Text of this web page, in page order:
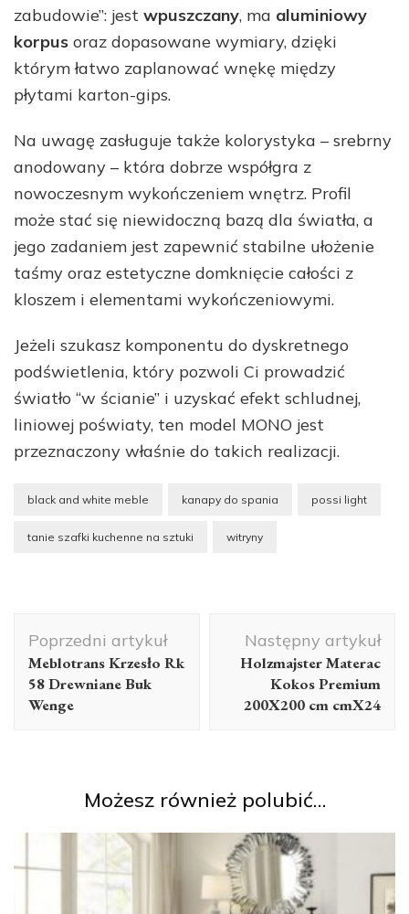
zabudowie”: jest wpuszczany, ma aluminiowy
korpus oraz dopasowane wymiary, dzięki
którym łatwo zaplanować wnękę między
płytami karton-gips.
Na uwagę zasługuje także kolorystyka – srebrny
anodowany – która dobrze współgra z
nowoczesnym wykończeniem wnętrz. Profil
może stać się niewidoczną bazą dla światła, a
jego zadaniem jest zapewnić stabilne ułożenie
taśmy oraz estetyczne domknięcie całości z
kloszem i elementami wykończeniowymi.
Jeżeli szukasz komponentu do dyskretnego
podświetlenia, który pozwoli Ci prowadzić
światło “w ścianie” i uzyskać efekt schludnej,
liniowej poświaty, ten model MONO jest
przeznaczony właśnie do takich realizacji.
black and white meble kanapy do spania possi light
tanie szafki kuchenne na sztuki witryny
wpisu
Poprzedni artykuł
Meblotrans Krzesło Rk
58 Drewniane Buk
Wenge
Następny artykuł
Holzmajster Materac
Kokos Premium
200X200 cm cmX24
Możesz również polubić…